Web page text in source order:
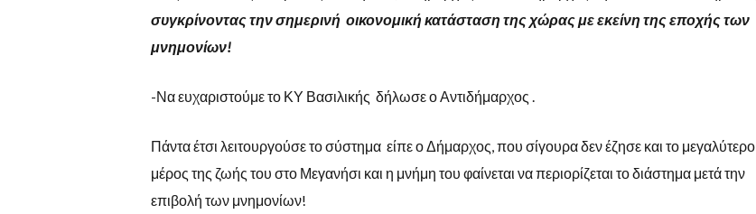
συγκρίνοντας την σημερινή οικονομική κατάσταση της χώρας με εκείνη της εποχής των
μνημονίων!
-Να ευχαριστούμε το ΚΥ Βασιλικής δήλωσε ο Αντιδήμαρχος .
Πάντα έτσι λειτουργούσε το σύστημα είπε ο Δήμαρχος, που σίγουρα δεν έζησε και το μεγαλύτερο
μέρος της ζωής του στο Μεγανήσι και η μνήμη του φαίνεται να περιορίζεται το διάστημα μετά την
επιβολή των μνημονίων!